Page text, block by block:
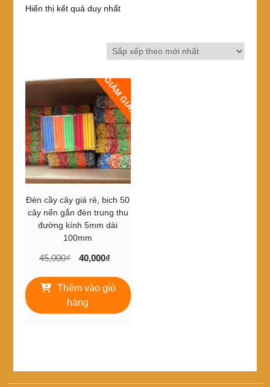
Hiển thị kết quả duy nhất
GIẢM GIÁ!
Đèn cầy cây giá rẻ, bịch 50
cây nến gắn đèn trung thu
đường kính 5mm dài
100mm
45,000₫
Giá
là:
45,000₫.
40,000₫
tại
40,000₫.
Thêm vào giỏ
hàng